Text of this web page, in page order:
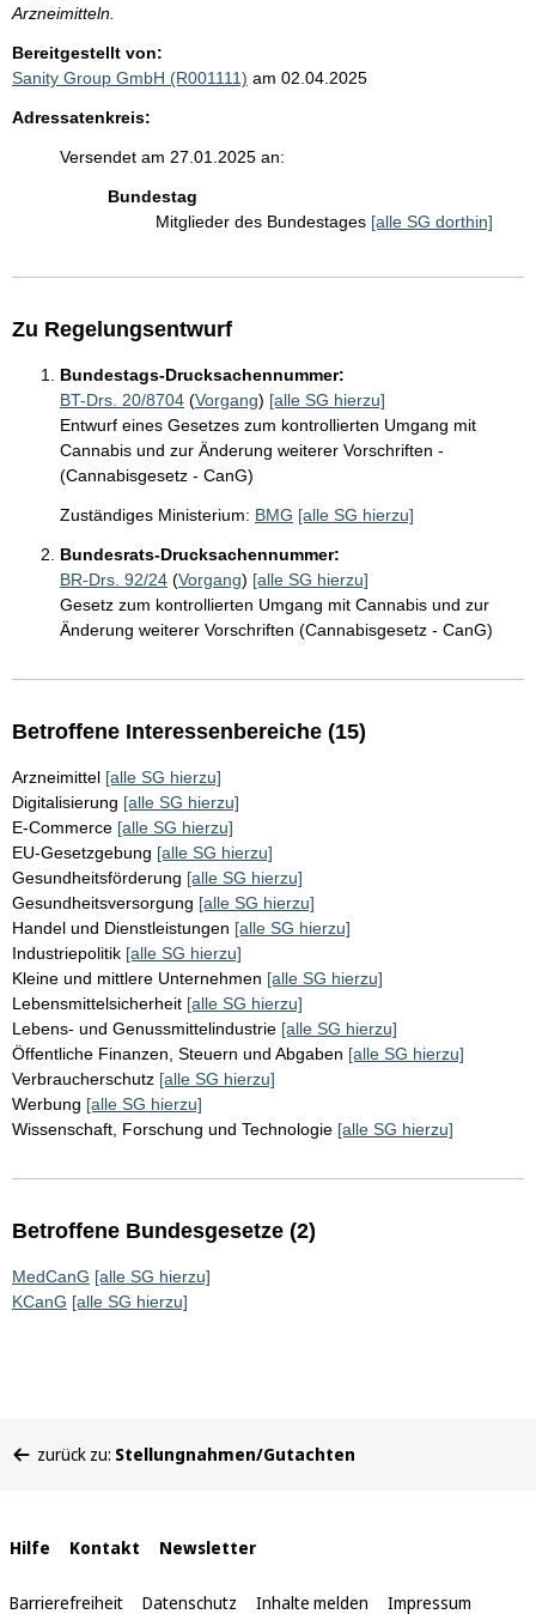
Arzneimitteln.
Bereitgestellt von:
Sanity Group GmbH (R001111) am 02.04.2025
Adressatenkreis:
Versendet am 27.01.2025 an:
Bundestag
Mitglieder des Bundestages [alle SG dorthin]
Zu Regelungsentwurf
Bundestags-Drucksachennummer:
BT-Drs. 20/8704 (Vorgang) [alle SG hierzu]
Entwurf eines Gesetzes zum kontrollierten Umgang mit
Cannabis und zur Änderung weiterer Vorschriften -
(Cannabisgesetz - CanG)
Zuständiges Ministerium: BMG [alle SG hierzu]
Bundesrats-Drucksachennummer:
BR-Drs. 92/24 (Vorgang) [alle SG hierzu]
Gesetz zum kontrollierten Umgang mit Cannabis und zur
Änderung weiterer Vorschriften (Cannabisgesetz - CanG)
Betroffene Interessenbereiche (15)
Arzneimittel [alle SG hierzu]
Digitalisierung [alle SG hierzu]
E-Commerce [alle SG hierzu]
EU-Gesetzgebung [alle SG hierzu]
Gesundheitsförderung [alle SG hierzu]
Gesundheitsversorgung [alle SG hierzu]
Handel und Dienstleistungen [alle SG hierzu]
Industriepolitik [alle SG hierzu]
Kleine und mittlere Unternehmen [alle SG hierzu]
Lebensmittelsicherheit [alle SG hierzu]
Lebens- und Genussmittelindustrie [alle SG hierzu]
Öffentliche Finanzen, Steuern und Abgaben [alle SG hierzu]
Verbraucherschutz [alle SG hierzu]
Werbung [alle SG hierzu]
Wissenschaft, Forschung und Technologie [alle SG hierzu]
Betroffene Bundesgesetze (2)
MedCanG [alle SG hierzu]
KCanG [alle SG hierzu]
befinden
zurück zu: Stellungnahmen/Gutachten
Interne
Links
Hilfe Kontakt Newsletter
Barrierefreiheit Datenschutz Inhalte melden Impressum